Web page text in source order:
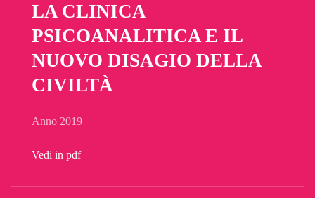
LA CLINICA
PSICOANALITICA E IL
NUOVO DISAGIO DELLA
CIVILTÀ
Anno 2019
Vedi in pdf